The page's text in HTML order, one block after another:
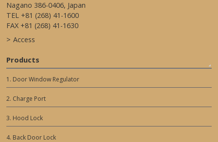
Nagano 386-0406, Japan
TEL +81 (268) 41-1600
FAX +81 (268) 41-1630
Access
Products
1. Door Window Regulator
2. Charge Port
3. Hood Lock
4. Back Door Lock